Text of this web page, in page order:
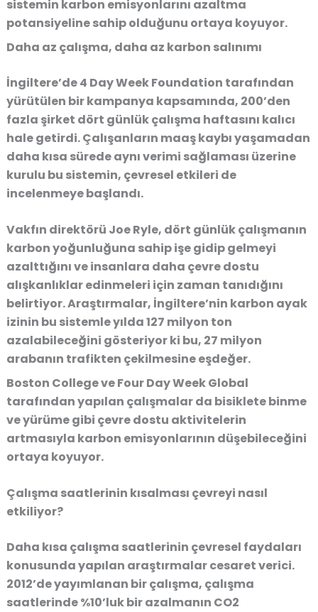
sistemin karbon emisyonlarını azaltma
potansiyeline sahip olduğunu ortaya koyuyor.
Daha az çalışma, daha az karbon salınımı
İngiltere’de4 Day Week Foundation tarafından
yürütülen bir kampanya kapsamında, 200’den
fazla şirket dört günlük çalışma haftasını kalıcı
hale getirdi. Çalışanların maaş kaybı yaşamadan
daha kısa sürede aynı verimi sağlaması üzerine
kurulu bu sistemin, çevresel etkileri de
incelenmeye başlandı.
Vakfın direktörü Joe Ryle, dört günlük çalışmanın
karbon yoğunluğuna sahip işe gidip gelmeyi
azalttığını ve insanlara daha çevre dostu
alışkanlıklar edinmeleri için zaman tanıdığını
belirtiyor. Araştırmalar, İngiltere’nin karbon ayak
izinin bu sistemle yılda 127 milyon ton
azalabileceğini gösteriyor ki bu, 27 milyon
arabanın trafikten çekilmesine eşdeğer.
Boston College veFour Day Week Global
tarafından yapılan çalışmalar da bisiklete binme
ve yürüme gibi çevre dostu aktivitelerin
artmasıyla karbon emisyonlarının düşebileceğini
ortaya koyuyor.
Çalışma saatlerinin kısalması çevreyi nasıl
etkiliyor?
Daha kısa çalışma saatlerinin çevresel faydaları
konusunda yapılan araştırmalar cesaret verici.
2012’de yayımlanan bir çalışma, çalışma
saatlerinde %10’luk bir azalmanın CO2